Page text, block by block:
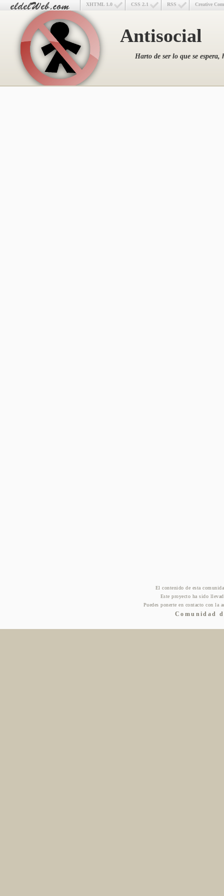
Creative
RSS
CSS 2.1
XHTML 1.0
Antisocial
Harto de ser lo que se
El contenido de esta
Este proyecto ha sido
Puedes ponerte en contacto con
Comunidad